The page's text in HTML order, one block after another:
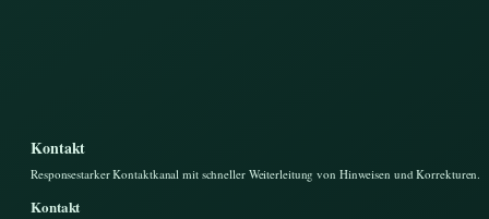
Kontakt
Responsestarker Kontaktkanal mit schneller Weiterleitung von Hinweisen und Korrekturen.
Kontakt